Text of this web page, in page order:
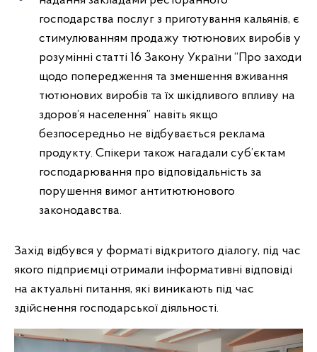
господарства послуг з приготування кальянів, є
стимулюванням продажу тютюнових виробів у
розумінні статті 16 Закону України “Про заходи
щодо попередження та зменшення вживання
тютюнових виробів та їх шкідливого впливу на
здоров’я населення” навіть якщо
безпосередньо не відбувається реклама
продукту. Спікери також нагадали суб’єктам
господарювання про відповідальність за
порушення вимог антитютюнового
законодавства.
Захід відбувся у форматі відкритого діалогу, під час
якого підприємці отримали інформативні відповіді
на актуальні питання, які виникають під час
здійснення господарської діяльності.